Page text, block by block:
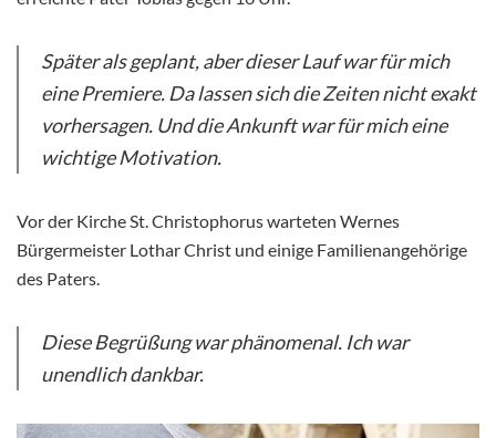
Später als geplant, aber dieser Lauf war für mich
eine Premiere. Da lassen sich die Zeiten nicht exakt
vorhersagen. Und die Ankunft war für mich eine
wichtige Motivation.
Vor der Kirche St. Christophorus warteten Wernes
Bürgermeister Lothar Christ und einige Familienangehörige
des Paters.
Diese Begrüßung war phänomenal. Ich war
unendlich dankbar.